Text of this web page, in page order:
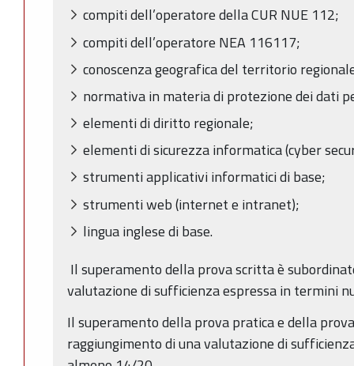
compiti dell’operatore della CUR NUE 112;
compiti dell’operatore NEA 116117;
conoscenza geografica del territorio
normativa in materia di protezione dei dati
elementi di diritto regionale;
elementi di sicurezza informatica (cyber
strumenti applicativi informatici di base;
strumenti web (internet e intranet);
lingua inglese di base.
Il superamento della prova scritta è
valutazione di sufficienza espressa in termini
Il superamento della prova pratica e della
raggiungimento di una valutazione di